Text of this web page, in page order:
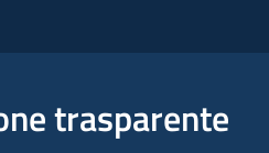
trasparente